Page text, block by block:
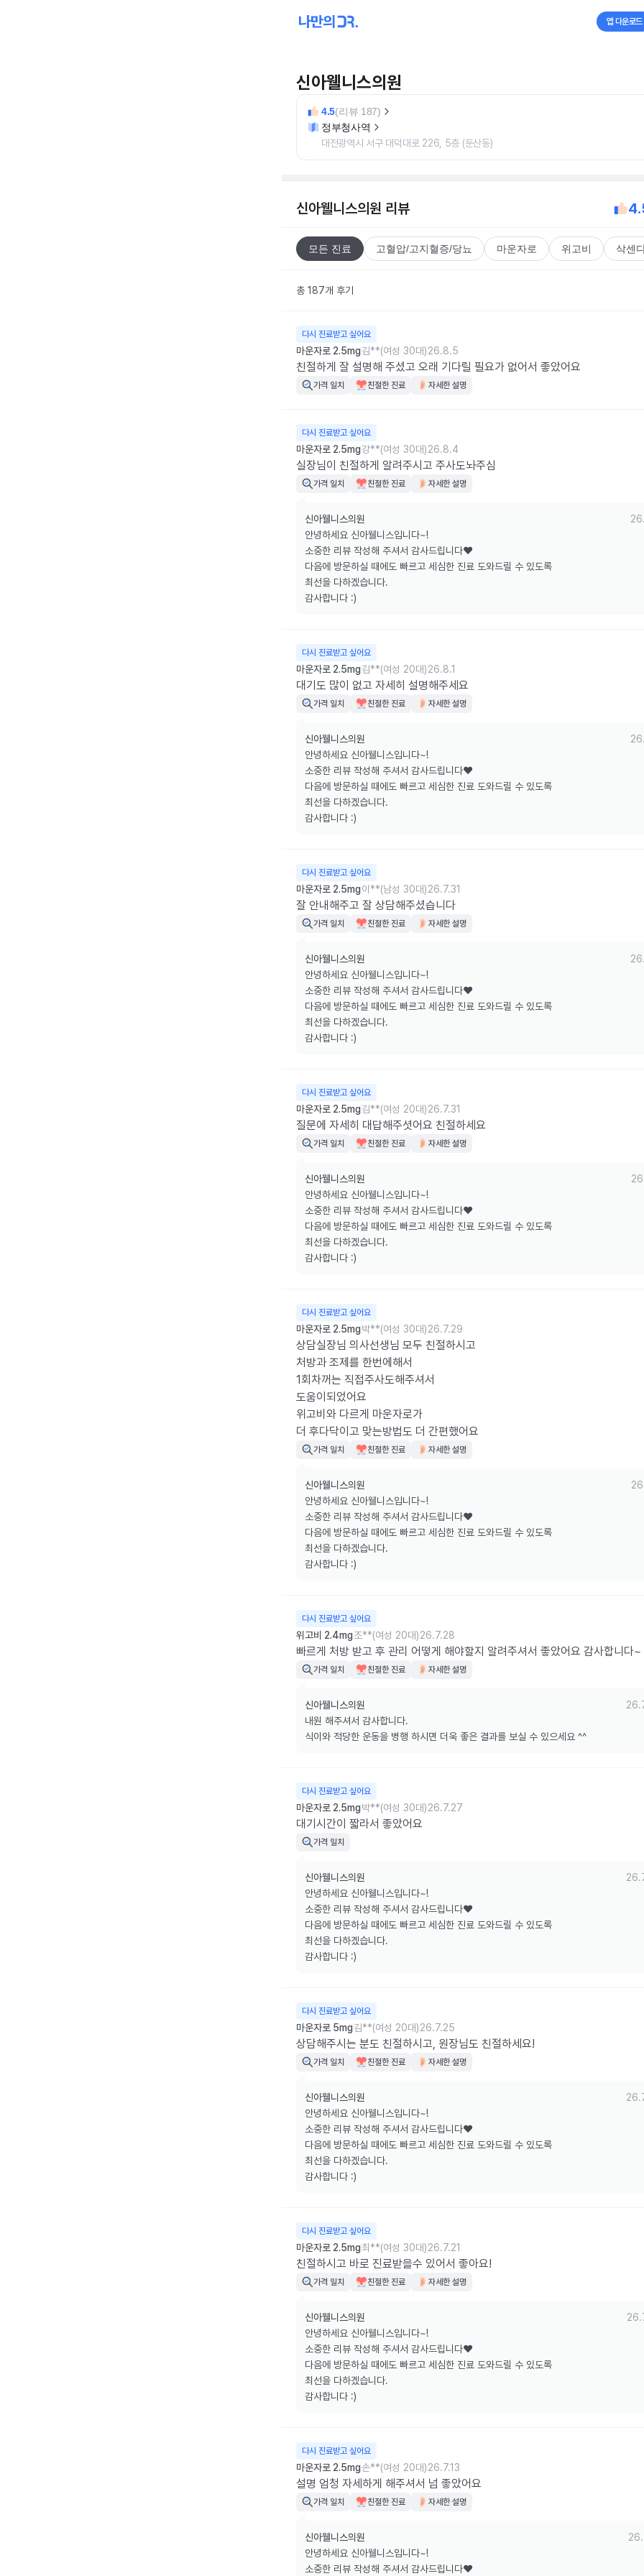
앱 다운로드
신아웰니스의원
4.5(리뷰 187)
정부청사역
대전광역시 서구 대덕대로 226, 5층 (둔산동)
신아웰니스의원 리뷰
모든 진료 고혈압/고지혈증/당뇨 마운자로 위고비 삭센
총 187개 후기
다시 진료받고 싶어요
마운자로 2.5mg김**(여성 30대)26.8.5
친절하게 잘 설명해 주셨고 오래 기다릴 필요가 없어서 좋았어요
가격 일치 친절한 진료 자세한 설명
다시 진료받고 싶어요
마운자로 2.5mg강**(여성 30대)26.8.4
실장님이 친절하게 알려주시고 주사도놔주심
가격 일치 친절한 진료 자세한 설명
신아웰니스의원
안녕하세요 신아웰니스입니다~!
소중한 리뷰 작성해 주셔서 감사드립니다❤️
다음에 방문하실 때에도 빠르고 세심한 진료 도와드릴 수 있도록
최선을 다하겠습니다.
감사합니다 :)
다시 진료받고 싶어요
마운자로 2.5mg김**(여성 20대)26.8.1
대기도 많이 없고 자세히 설명해주세요
가격 일치 친절한 진료 자세한 설명
신아웰니스의원
안녕하세요 신아웰니스입니다~!
소중한 리뷰 작성해 주셔서 감사드립니다❤️
다음에 방문하실 때에도 빠르고 세심한 진료 도와드릴 수 있도록
최선을 다하겠습니다.
감사합니다 :)
다시 진료받고 싶어요
마운자로 2.5mg이**(남성 30대)26.7.31
잘 안내해주고 잘 상담해주셨습니다
가격 일치 친절한 진료 자세한 설명
신아웰니스의원
안녕하세요 신아웰니스입니다~!
소중한 리뷰 작성해 주셔서 감사드립니다❤️
다음에 방문하실 때에도 빠르고 세심한 진료 도와드릴 수 있도록
최선을 다하겠습니다.
감사합니다 :)
다시 진료받고 싶어요
마운자로 2.5mg김**(여성 20대)26.7.31
질문에 자세히 대답해주셧어요 친절하세요
가격 일치 친절한 진료 자세한 설명
신아웰니스의원
안녕하세요 신아웰니스입니다~!
소중한 리뷰 작성해 주셔서 감사드립니다❤️
다음에 방문하실 때에도 빠르고 세심한 진료 도와드릴 수 있도록
최선을 다하겠습니다.
감사합니다 :)
다시 진료받고 싶어요
마운자로 2.5mg박**(여성 30대)26.7.29
상담실장님 의사선생님 모두 친절하시고
처방과 조제를 한번에해서
1회차꺼는 직접주사도해주셔서
도움이되었어요
위고비와 다르게 마운자로가
더 후다닥이고 맞는방법도 더 간편했어요
가격 일치 친절한 진료 자세한 설명
신아웰니스의원
안녕하세요 신아웰니스입니다~!
소중한 리뷰 작성해 주셔서 감사드립니다❤️
다음에 방문하실 때에도 빠르고 세심한 진료 도와드릴 수 있도록
최선을 다하겠습니다.
감사합니다 :)
다시 진료받고 싶어요
위고비 2.4mg조**(여성 20대)26.7.28
빠르게 처방 받고 후 관리 어떻게 해야할지 알려주셔서 좋았어요 감사합니다~
가격 일치 친절한 진료 자세한 설명
신아웰니스의원
내원 해주셔서 감사합니다.
식이와 적당한 운동을 병행 하시면 더욱 좋은 결과를 보실 수 있으세요 ^^
다시 진료받고 싶어요
마운자로 2.5mg박**(여성 30대)26.7.27
대기시간이 짧라서 좋았어요
가격 일치
신아웰니스의원
안녕하세요 신아웰니스입니다~!
소중한 리뷰 작성해 주셔서 감사드립니다❤️
다음에 방문하실 때에도 빠르고 세심한 진료 도와드릴 수 있도록
최선을 다하겠습니다.
감사합니다 :)
다시 진료받고 싶어요
마운자로 5mg김**(여성 20대)26.7.25
상담해주시는 분도 친절하시고, 원장님도 친절하세요!
가격 일치 친절한 진료 자세한 설명
신아웰니스의원
안녕하세요 신아웰니스입니다~!
소중한 리뷰 작성해 주셔서 감사드립니다❤️
다음에 방문하실 때에도 빠르고 세심한 진료 도와드릴 수 있도록
최선을 다하겠습니다.
감사합니다 :)
다시 진료받고 싶어요
마운자로 2.5mg최**(여성 30대)26.7.21
친절하시고 바로 진료받을수 있어서 좋아요!
가격 일치 친절한 진료 자세한 설명
신아웰니스의원
안녕하세요 신아웰니스입니다~!
소중한 리뷰 작성해 주셔서 감사드립니다❤️
다음에 방문하실 때에도 빠르고 세심한 진료 도와드릴 수 있도록
최선을 다하겠습니다.
감사합니다 :)
다시 진료받고 싶어요
마운자로 2.5mg손**(여성 20대)26.7.13
설명 엄청 자세하게 해주셔서 넘 좋았어요
가격 일치 친절한 진료 자세한 설명
신아웰니스의원
안녕하세요 신아웰니스입니다~!
소중한 리뷰 작성해 주셔서 감사드립니다❤️